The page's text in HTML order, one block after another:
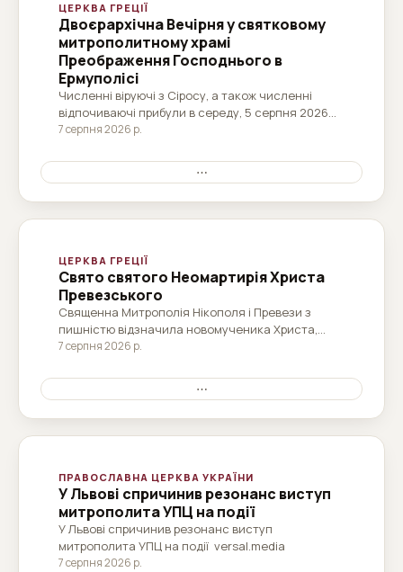
ЦЕРКВА ГРЕЦІЇ
Двоєрархічна Вечірня у святковому
митрополитному храмі
Преображення Господнього в
Ермуполісі
Численні віруючі з Сіросу, а також численні
відпочиваючі прибули в середу, 5 серпня 2026
року, ввечері до святкового митрополитного
де була звершена Архиєрейська Вечірня, яку
очолив єпископ Феофіл...
7 серпня 2026 р.
⋯
ЦЕРКВА ГРЕЦІЇ
Свято святого Неомартирія Христа
Превезського
Священна Митрополія Нікополя і Превези з
пишністю відзначила новомученика Христа,
родом з Превези, який прийняв мученицьку
однойменному храмі міста 4 і 5 серпня 2026
року. У вівторок ввечері була відслужена Вечірня,
яку очолив...
7 серпня 2026 р.
⋯
ПРАВОСЛАВНА ЦЕРКВА УКРАЇНИ
У Львові спричинив резонанс виступ
митрополита УПЦ на події
У Львові спричинив резонанс виступ
митрополита УПЦ на події versal.media
7 серпня 2026 р.